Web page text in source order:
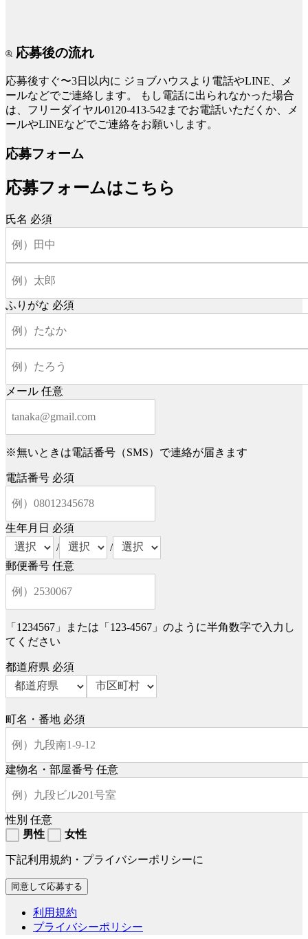
応募後の流れ
応募後すぐ〜3日以内に ジョブハウスより電話やLINE、メ
ールなどでご連絡します。
もし電話に出られなかった場合
は、フリーダイヤル0120-413-542までお電話いただくか、メ
ールやLINEなどでご連絡をお願いします。
応募フォーム
応募フォームはこちら
氏名 必須
ふりがな 必須
メール 任意
※無いときは電話番号（SMS）で連絡が届きます
電話番号 必須
生年月日 必須
/
/
郵便番号 任意
「1234567」または「123-4567」のように半角数字で入力し
てください
都道府県 必須
町名・番地 必須
建物名・部屋番号 任意
性別 任意
男性
女性
下記利用規約・プライバシーポリシーに
利用規約
プライバシーポリシー